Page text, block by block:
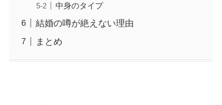
中身のタイプ
結婚の噂が絶えない理由
まとめ